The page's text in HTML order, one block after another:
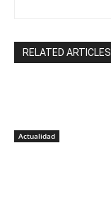
RELATED ARTICLES
Actualidad